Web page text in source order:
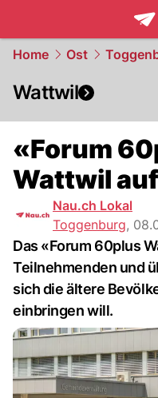
Home Ost
Wattwil
«Forum
Wattwil
Nau.ch Lokal
Toggenburg,
Das «Forum 60plus
Teilnehmenden und
sich die ältere
einbringen will.